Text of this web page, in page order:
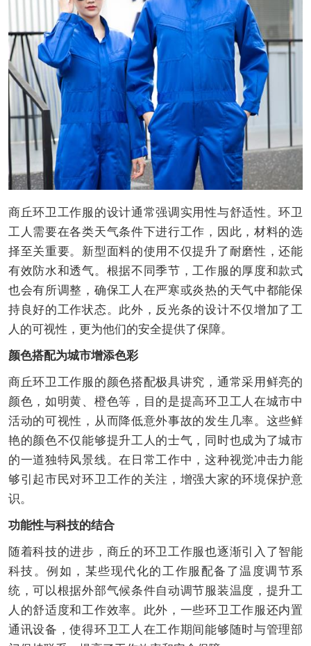
商丘环卫工作服的设计通常强调实用性与舒适性。环卫
工人需要在各类天气条件下进行工作，因此，材料的选
择至关重要。新型面料的使用不仅提升了耐磨性，还能
有效防水和透气。根据不同季节，工作服的厚度和款式
也会有所调整，确保工人在严寒或炎热的天气中都能保
持良好的工作状态。此外，反光条的设计不仅增加了工
人的可视性，更为他们的安全提供了保障。
颜色搭配为城市增添色彩
商丘环卫工作服的颜色搭配极具讲究，通常采用鲜亮的
颜色，如明黄、橙色等，目的是提高环卫工人在城市中
活动的可视性，从而降低意外事故的发生几率。这些鲜
艳的颜色不仅能够提升工人的士气，同时也成为了城市
的一道独特风景线。在日常工作中，这种视觉冲击力能
够引起市民对环卫工作的关注，增强大家的环境保护意
识。
功能性与科技的结合
随着科技的进步，商丘的环卫工作服也逐渐引入了智能
科技。例如，某些现代化的工作服配备了温度调节系
统，可以根据外部气候条件自动调节服装温度，提升工
人的舒适度和工作效率。此外，一些环卫工作服还内置
通讯设备，使得环卫工人在工作期间能够随时与管理部